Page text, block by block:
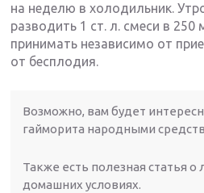
на неделю в холодильник.
разводить 1 ст. л. смеси в 250
принимать независимо от
от бесплодия.
Возможно, вам будет
гайморита народными
Также есть полезная статья о
домашних условиях.